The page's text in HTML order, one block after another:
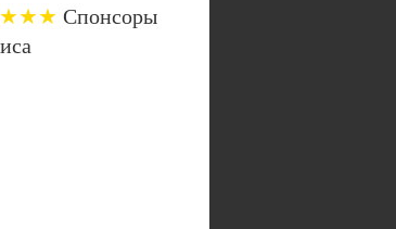
Спонсоры